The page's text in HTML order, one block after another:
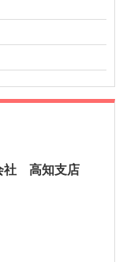
社 高知支店